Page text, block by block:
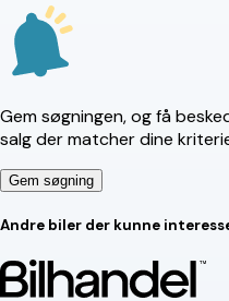
Gem søgningen, og få
salg der matcher dine
Gem søgning
Andre biler der kunne